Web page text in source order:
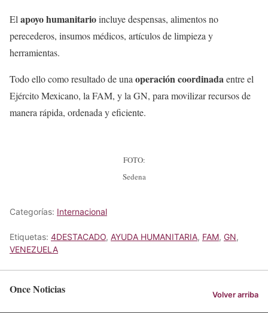
El apoyo humanitarioincluye despensas, alimentos no
perecederos, insumos médicos, artículos de limpieza y
herramientas.
Todo ello como resultado de una operación coordinadaentre el
Ejército Mexicano, la FAM, y la GN, para movilizar recursos de
manera rápida, ordenada y eficiente.
FOTO:
Sedena
Categorías: Internacional
Etiquetas: 4DESTACADO, AYUDA HUMANITARIA, FAM, GN,
VENEZUELA
Once Noticias Volver arriba